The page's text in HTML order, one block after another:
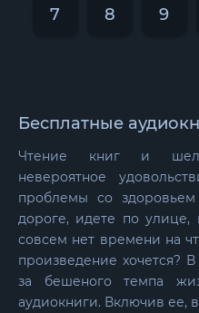
7 8 9
Бесплатные
Чтение книг и
невероятное
проблемы со
дороге, идете по
совсем нет времени на
произведение хочется?
за бешеного темпа
аудиокниги. Включив ее,